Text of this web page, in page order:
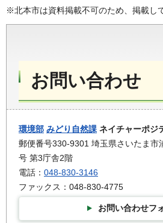
※北本市は資料掲載不可のため、掲載し
お問い合わせ
環境部 みどり自然課 ネイチャーポジ
郵便番号330-9301 埼玉県さいたま市
号 第3庁舎2階
電話： 048-830-3146
ファックス：048-830-4775
お問い合わせフ